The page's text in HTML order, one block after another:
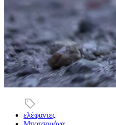
ελέφαντες